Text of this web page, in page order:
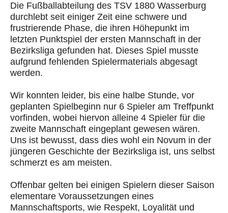
Die Fußballabteilung des TSV 1880 Wasserburg
durchlebt seit einiger Zeit eine schwere und
frustrierende Phase, die ihren Höhepunkt im
letzten Punktspiel der ersten Mannschaft in der
Bezirksliga gefunden hat. Dieses Spiel musste
aufgrund fehlenden Spielermaterials abgesagt
werden.
Wir konnten leider, bis eine halbe Stunde, vor
geplanten Spielbeginn nur 6 Spieler am Treffpunkt
vorfinden, wobei hiervon alleine 4 Spieler für die
zweite Mannschaft eingeplant gewesen wären.
Uns ist bewusst, dass dies wohl ein Novum in der
jüngeren Geschichte der Bezirksliga ist, uns selbst
schmerzt es am meisten.
Offenbar gelten bei einigen Spielern dieser Saison
elementare Voraussetzungen eines
Mannschaftsports, wie Respekt, Loyalität und